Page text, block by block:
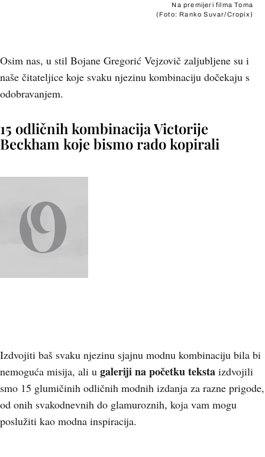
Na premijeri filma Toma
(Foto: Ranko Suvar/Cropix)
Osim nas, u stil Bojane Gregorić Vejzovič zaljubljene su i
naše čitateljice koje svaku njezinu kombinaciju dočekaju s
odobravanjem.
15 odličnih kombinacija Victorije
Beckham koje bismo rado kopirali
Izdvojiti baš svaku njezinu sjajnu modnu kombinaciju bila bi
nemoguća misija, ali u galeriji na početku teksta izdvojili
smo 15 glumičinih odličnih modnih izdanja za razne prigode,
od onih svakodnevnih do glamuroznih, koja vam mogu
poslužiti kao modna inspiracija.